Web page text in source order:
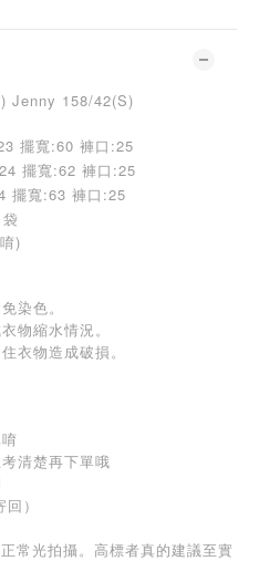
Jenny 158/42(S)
擺寬:60 褲口:25
擺寬:62 褲口:25
擺寬:63 褲口:25
)
染色。
物縮水情況。
衣物造成破損。
清楚再下單哦
）
常光拍攝。高標者真的建議至實